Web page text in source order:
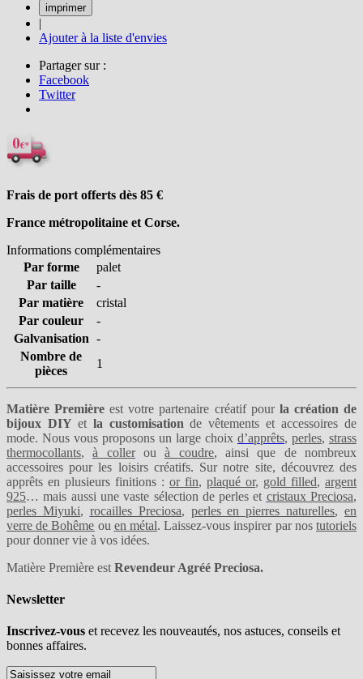
|
Ajouter à la liste d'envies
Partager sur :
Facebook
Twitter
Frais de port offerts dès 85 €
France métropolitaine et Corse.
Informations complémentaires
Par forme
palet
Par taille
-
Par matière
cristal
Par couleur
-
Galvanisation -
Nombre de
pièces
1
Matière Première est votre partenaire créatif pourla création de
bijoux DIY etla customisation de vêtements et accessoires de
mode. Nous vous proposons un large choix d’apprêts, perles, strass
thermocollants,à collerouà coudre, ainsi que de nombreux
accessoires pour les loisirs créatifs. Sur notre site, découvrez des
apprêts en plusieurs finitions : or fin, plaqué or, gold filled, argent
925… mais aussi une vaste sélection de perles et cristaux Preciosa,
perles Miyuki, rocailles Preciosa, perles en pierres naturelles, en
verre de Bohême ou en métal. Laissez-vous inspirer par nostutoriels
pour donner vie à vos idées.
Matière Première est Revendeur Agréé Preciosa.
Newsletter
Inscrivez-vous et recevez les nouveautés, nos astuces, conseils et
bonnes affaires.